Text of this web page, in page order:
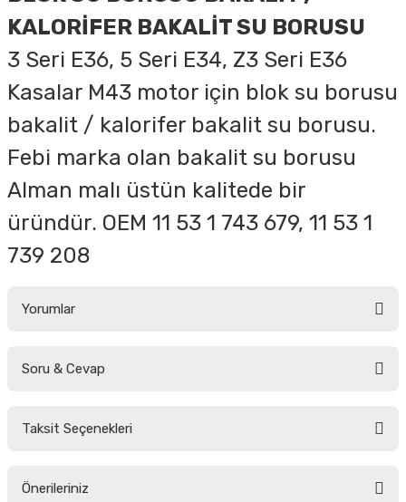
KALORİFER BAKALİT SU BORUSU
3 Seri E36, 5 Seri E34, Z3 Seri E36
Kasalar M43 motor için blok su borusu
bakalit / kalorifer bakalit su borusu.
Febi marka olan bakalit su borusu
Alman malı üstün kalitede bir
üründür. OEM 11 53 1 743 679, 11 53 1
739 208
Yorumlar
Soru & Cevap
Taksit Seçenekleri
Önerileriniz